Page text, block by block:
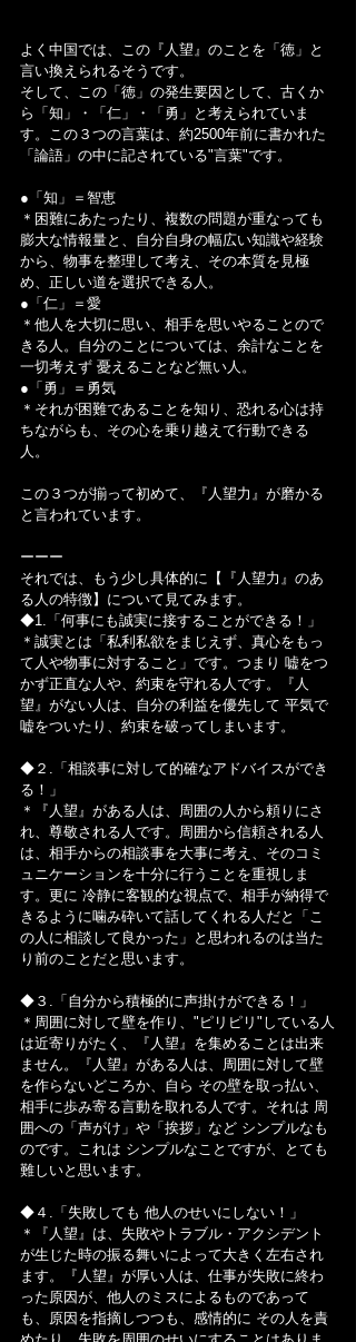
よく中国では、この『人望』のことを「徳」と
言い換えられるそうです。
そして、この「徳」の発生要因として、古くか
ら「知」・「仁」・「勇」と考えられていま
す。この３つの言葉は、約2500年前に書かれた
「論語」の中に記されている"言葉"です。
●「知」＝智恵
＊困難にあたったり、複数の問題が重なっても
膨大な情報量と、自分自身の幅広い知識や経験
から、物事を整理して考え、その本質を見極
め、正しい道を選択できる人。
●「仁」＝愛
＊他人を大切に思い、相手を思いやることので
きる人。自分のことについては、余計なことを
一切考えず 憂えることなど無い人。
●「勇」＝勇気
＊それが困難であることを知り、恐れる心は持
ちながらも、その心を乗り越えて行動できる
人。
この３つが揃って初めて、『人望力』が磨かる
と言われています。
ーーー
それでは、もう少し具体的に【『人望力』のあ
る人の特徴】について見てみます。
◆1.「何事にも誠実に接することができる！」
＊誠実とは「私利私欲をまじえず、真心をもっ
て人や物事に対すること」です。つまり 嘘をつ
かず正直な人や、約束を守れる人です。『人
望』がない人は、自分の利益を優先して 平気で
嘘をついたり、約束を破ってしまいます。
◆２.「相談事に対して的確なアドバイスができ
る！」
＊『人望』がある人は、周囲の人から頼りにさ
れ、尊敬される人です。周囲から信頼される人
は、相手からの相談事を大事に考え、そのコミ
ュニケーションを十分に行うことを重視しま
す。更に 冷静に客観的な視点で、相手が納得で
きるように噛み砕いて話してくれる人だと「こ
の人に相談して良かった」と思われるのは当た
り前のことだと思います。
◆３.「自分から積極的に声掛けができる！」
＊周囲に対して壁を作り、"ピリピリ"している人
は近寄りがたく、『人望』を集めることは出来
ません。『人望』がある人は、周囲に対して壁
を作らないどころか、自ら その壁を取っ払い、
相手に歩み寄る言動を取れる人です。それは 周
囲への「声がけ」や「挨拶」など シンプルなも
のです。これは シンプルなことですが、とても
難しいと思います。
◆４.「失敗しても 他人のせいにしない！」
＊『人望』は、失敗やトラブル・アクシデント
が生じた時の振る舞いによって大きく左右され
ます。『人望』が厚い人は、仕事が失敗に終わ
った原因が、他人のミスによるものであって
も、原因を指摘しつつも、感情的に その人を責